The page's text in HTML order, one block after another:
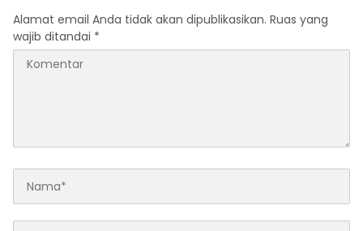
Alamat email Anda tidak akan dipublikasikan. Ruas yang
wajib ditandai *